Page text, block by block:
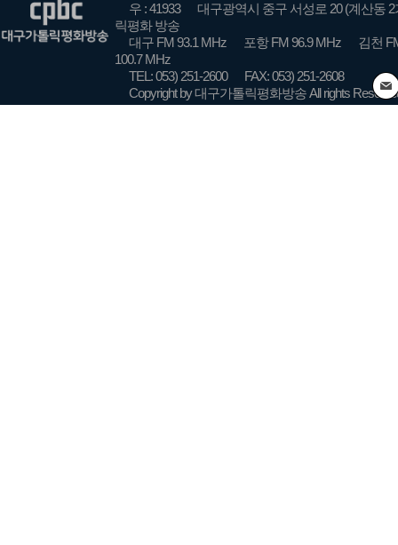
우 : 41933
대구광역시 중구 서성로 20 (계산동 2
릭평화 방송
대구 FM 93.1 MHz
포항 FM 96.9 MHz
김천
100.7 MHz
TEL: 053) 251-2600
FAX: 053) 251-2608
Copyright by 대구가톨릭평화방송 All rights